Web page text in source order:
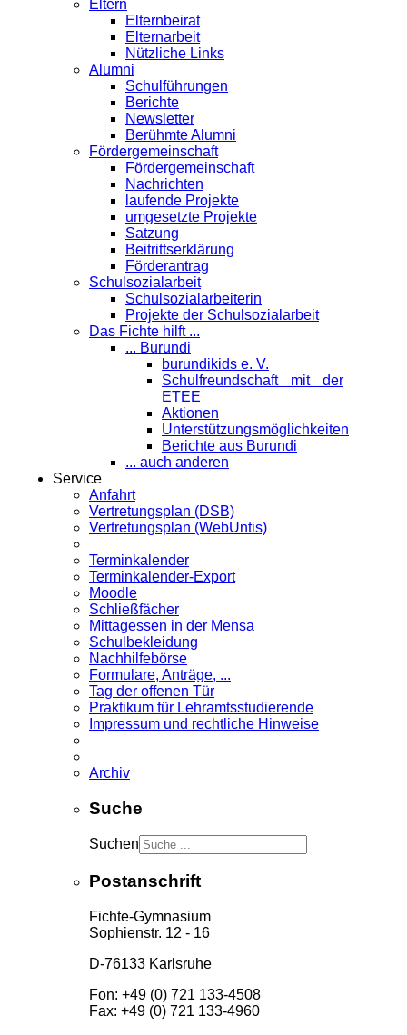
Eltern
Elternbeirat
Elternarbeit
Nützliche Links
Alumni
Schulführungen
Berichte
Newsletter
Berühmte Alumni
Förder­gemeinschaft
Fördergemeinschaft
Nachrichten
laufende Projekte
umgesetzte Projekte
Satzung
Beitrittserklärung
Förderantrag
Schul­sozialarbeit
Schulsozialarbeiterin
Projekte der Schulsozialarbeit
Das Fichte hilft ...
... Burundi
burundikids e. V.
Schulfreundschaft mit der
ETEE
Aktionen
Unterstützungsmöglichkeiten
Berichte aus Burundi
... auch anderen
Service
Anfahrt
Vertretungsplan (DSB)
Vertretungsplan (WebUntis)
Terminkalender
Terminkalender-Export
Moodle
Schließfächer
Mittagessen in der Mensa
Schulbekleidung
Nachhilfebörse
Formulare, Anträge, ...
Tag der offenen Tür
Praktikum für Lehramts­studierende
Impressum und rechtliche Hinweise
Archiv
Suche
Suchen
Postanschrift
Fichte-Gymnasium
Sophienstr. 12 - 16
D-76133 Karlsruhe
Fon: +49 (0) 721 133-4508
Fax: +49 (0) 721 133-4960